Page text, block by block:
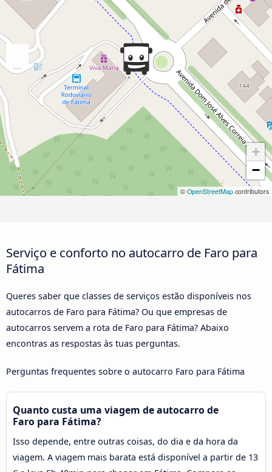
+
−
© OpenStreetMap contributors
Serviço e conforto no autocarro de Faro para
Fátima
Queres saber que classes de serviços estão disponíveis nos
autocarros de Faro para Fátima? Ou que empresas de
autocarros servem a rota de Faro para Fátima? Abaixo
encontras as respostas às tuas perguntas.
Perguntas frequentes sobre o autocarro Faro para Fátima
Quanto custa uma viagem de autocarro de
Faro para Fátima?
Isso depende, entre outras coisas, do dia e da hora da
viagem. A viagem mais barata está disponível a partir de 13